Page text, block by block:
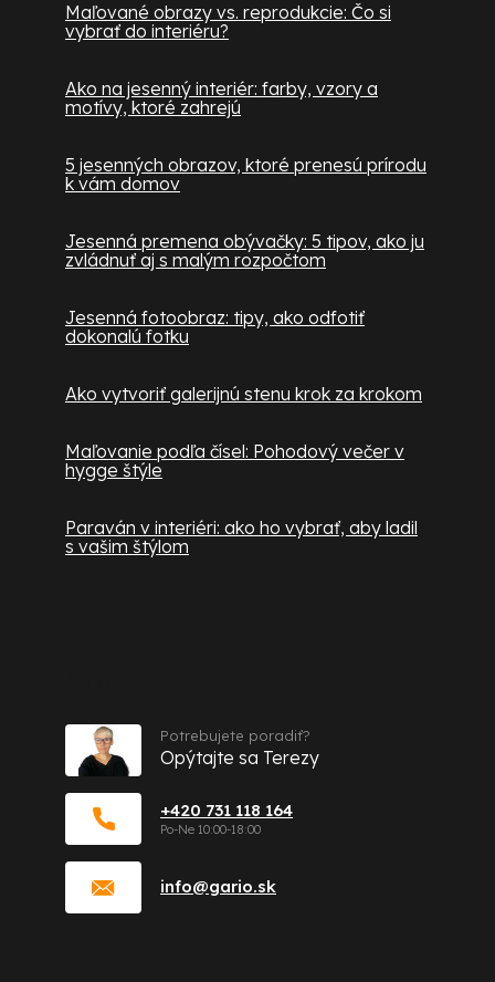
Maľované obrazy vs. reprodukcie: Čo si
vybrať do interiéru?
Ako na jesenný interiér: farby, vzory a
motívy, ktoré zahrejú
5 jesenných obrazov, ktoré prenesú prírodu
k vám domov
Jesenná premena obývačky: 5 tipov, ako ju
zvládnuť aj s malým rozpočtom
Jesenná fotoobraz: tipy, ako odfotiť
dokonalú fotku
Ako vytvoriť galerijnú stenu krok za krokom
Maľovanie podľa čísel: Pohodový večer v
hygge štýle
Paraván v interiéri: ako ho vybrať, aby ladil
s vašim štýlom
info@gario.sk
+420 731 118 164
Potrebujete poradiť?
Opýtajte sa Terezy